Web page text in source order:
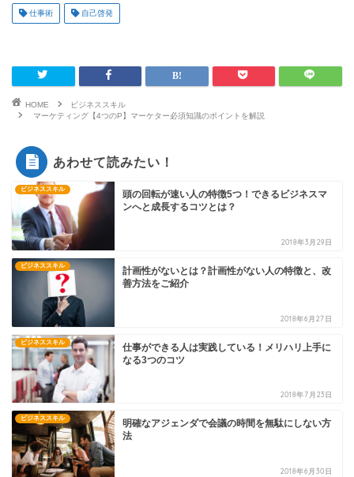
仕事術 自己啓発
HOME
ビジネススキル
マーケティング【4つのP】マーケター必須知識のポイントを解説
あわせて読みたい！
ビジネススキル
頭の回転が速い人の特徴5つ！できるビジネスマ
ンへと成長するコツとは？
2018年3月29日
ビジネススキル
計画性がないとは？計画性がない人の特徴と、改
善方法をご紹介
2018年6月27日
ビジネススキル
仕事ができる人は実践している！メリハリ上手に
なる3つのコツ
2018年7月23日
ビジネススキル
明確なアジェンダで会議の時間を無駄にしない方
法
2018年6月30日